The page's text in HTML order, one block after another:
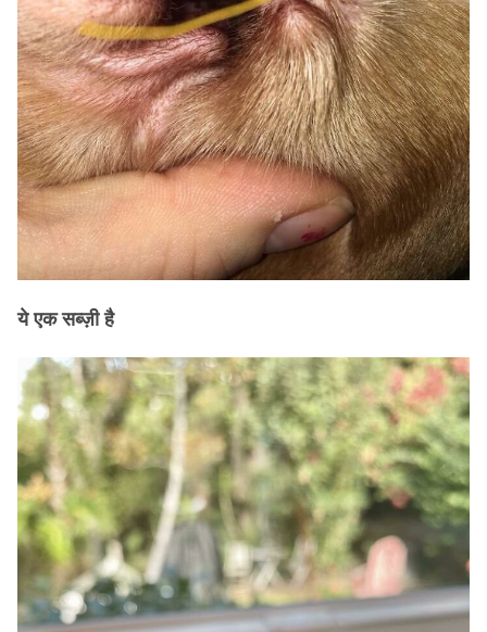
ये एक सब्ज़ी है